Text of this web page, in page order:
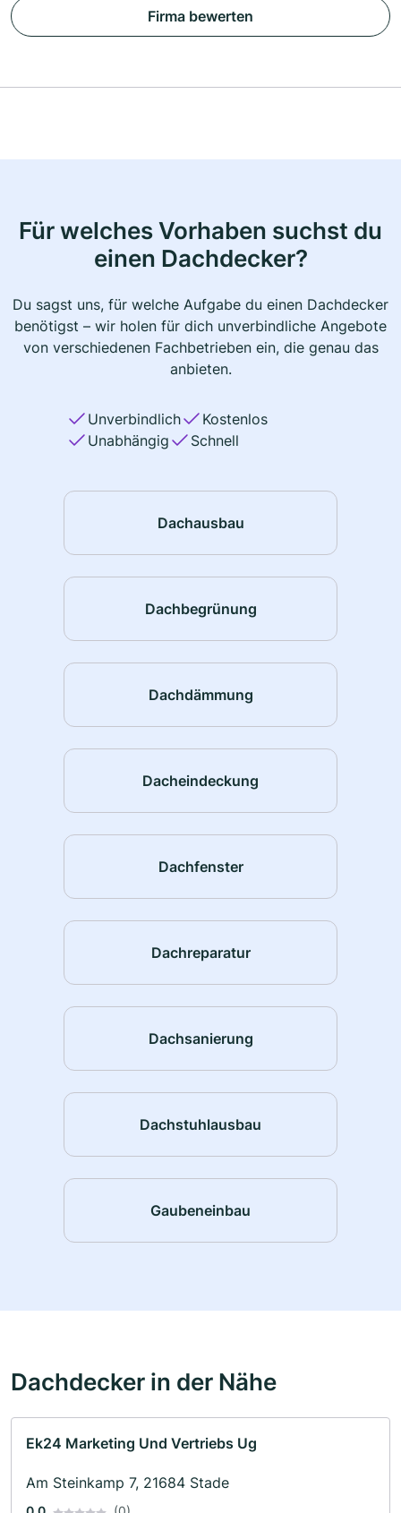
Firma bewerten
Für welches Vorhaben suchst du
einen Dachdecker?
Du sagst uns, für welche Aufgabe du einen Dachdecker
benötigst – wir holen für dich unverbindliche Angebote
von verschiedenen Fachbetrieben ein, die genau das
anbieten.
Unverbindlich
Kostenlos
Unabhängig
Schnell
Dachausbau
Dachbegrünung
Dachdämmung
Dacheindeckung
Dachfenster
Dachreparatur
Dachsanierung
Dachstuhlausbau
Gaubeneinbau
Dachdecker in der Nähe
Ek24 Marketing Und Vertriebs Ug
Am Steinkamp 7, 21684 Stade